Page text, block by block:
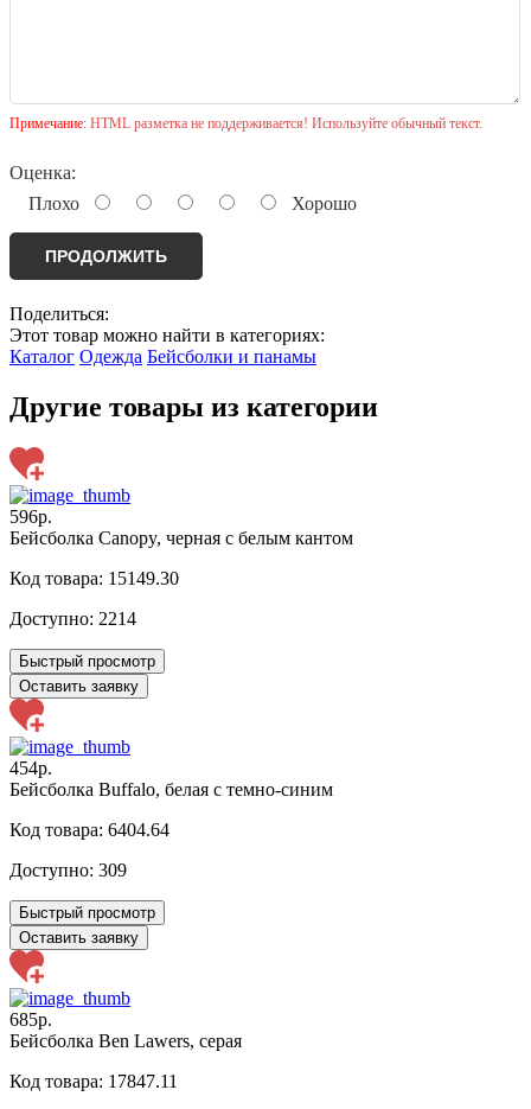
Примечание: HTML разметка не поддерживается! Используйте обычный текст.
Оценка:
Плохо
Хорошо
ПРОДОЛЖИТЬ
Поделиться:
Этот товар можно найти в категориях:
Каталог Одежда Бейсболки и панамы
Другие товары из категории
596р.
Бейсболка Canopy, черная с белым кантом
Код товара: 15149.30
Доступно: 2214
Быстрый просмотр
Оставить заявку
454р.
Бейсболка Buffalo, белая с темно-синим
Код товара: 6404.64
Доступно: 309
Быстрый просмотр
Оставить заявку
685р.
Бейсболка Ben Lawers, серая
Код товара: 17847.11